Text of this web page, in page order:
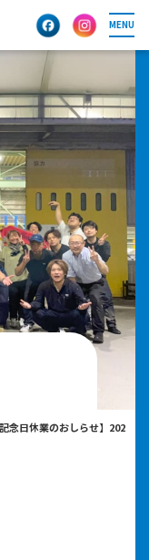
MENU
記念日休業のおしらせ】202